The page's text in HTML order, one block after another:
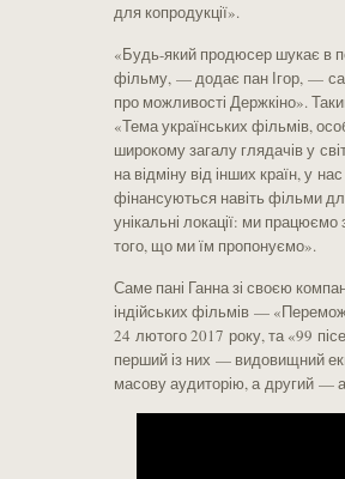
для копродукції».
«Будь-який продюсер шукає в
фільму, — додає пан Ігор, —
про можливості Держкіно».
«Тема українських фільмів,
широкому загалу глядачів у
на відміну від інших країн, у
фінансуються навіть фільми
унікальні локації: ми працюємо
того, що ми їм пропонуємо».
Саме пані Ганна зі своєю
індійських фільмів —
24 лютого 2017 року, та «99
перший із них — видовищний
масову аудиторію, а другий —